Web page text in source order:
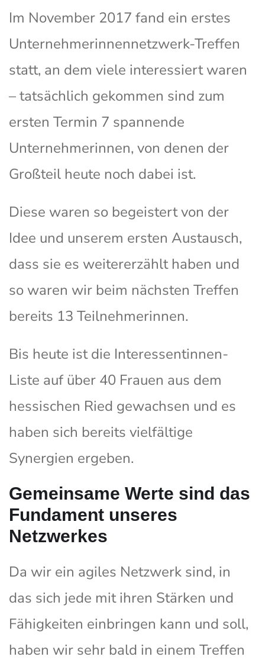
Im November 2017 fand ein erstes
Unternehmerinnennetzwerk-Treffen
statt, an dem viele interessiert waren
– tatsächlich gekommen sind zum
ersten Termin 7 spannende
Unternehmerinnen, von denen der
Großteil heute noch dabei ist.
Diese waren so begeistert von der
Idee und unserem ersten Austausch,
dass sie es weitererzählt haben und
so waren wir beim nächsten Treffen
bereits 13 Teilnehmerinnen.
Bis heute ist die Interessentinnen-
Liste auf über 40 Frauen aus dem
hessischen Ried gewachsen und es
haben sich bereits vielfältige
Synergien ergeben.
Gemeinsame Werte sind das
Fundament unseres
Netzwerkes
Da wir ein agiles Netzwerk sind, in
das sich jede mit ihren Stärken und
Fähigkeiten einbringen kann und soll,
haben wir sehr bald in einem Treffen